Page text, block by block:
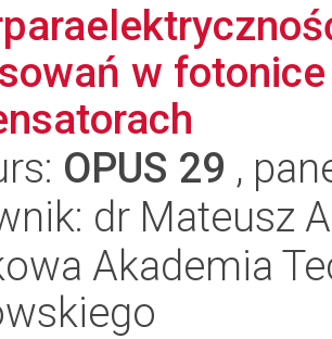
w
OPUS 29 ,
dr Mateusz
Akademia